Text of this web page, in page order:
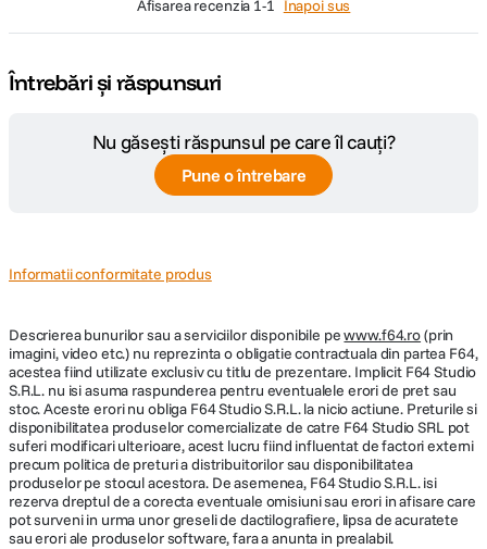
afisarea recenzia 1-1 Înapoi sus
Întrebări și răspunsuri
Nu găsești răspunsul pe care îl cauți?
Pune o întrebare
Informatii conformitate produs
Descrierea bunurilor sau a serviciilor disponibile pewww.f64.ro(prin
imagini, video etc.) nu reprezinta o obligatie contractuala din partea F64,
acestea fiind utilizate exclusiv cu titlu de prezentare. Implicit F64 Studio
S.R.L. nu isi asuma raspunderea pentru eventualele erori de pret sau
stoc. Aceste erori nu obliga F64 Studio S.R.L. la nicio actiune. Preturile si
disponibilitatea produselor comercializate de catre F64 Studio SRL pot
suferi modificari ulterioare, acest lucru fiind influentat de factori externi
precum politica de preturi a distribuitorilor sau disponibilitatea
produselor pe stocul acestora. De asemenea, F64 Studio S.R.L. isi
rezerva dreptul de a corecta eventuale omisiuni sau erori in afisare care
pot surveni in urma unor greseli de dactilografiere, lipsa de acuratete
sau erori ale produselor software, fara a anunta in prealabil.